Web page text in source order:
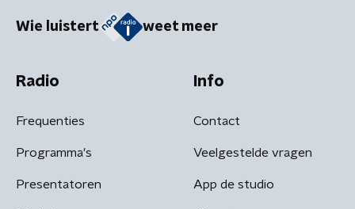
Wie luistert weet meer
Radio
Frequenties
Programma's
Presentatoren
Info
Contact
Veelgestelde vragen
App de studio